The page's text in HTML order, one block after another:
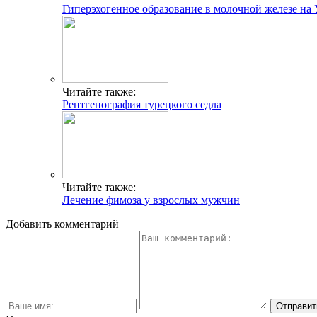
Гиперэхогенное образование в молочной железе
Читайте также:
Рентгенография турецкого седла
Читайте также:
Лечение фимоза у взрослых мужчин
Добавить комментарий